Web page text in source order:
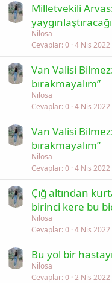
Milletvekili
Nilosa
Cevaplar 0 4 Nis 2022
Van Valisi
bırakmayalım”
Nilosa
Cevaplar 0 4 Nis 2022
Van Valisi
bırakmayalım”
Nilosa
Cevaplar 0 4 Nis 2022
Çığ altından
birinci kere bu
Nilosa
Cevaplar 0 4 Nis 2022
Bu yol bir
Nilosa
Cevaplar 0 2 Nis 2022